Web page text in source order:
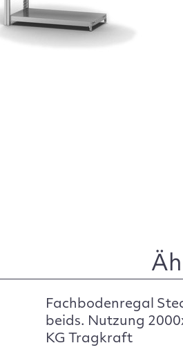
Fachbodenregal
beids. Nutzung
KG Tragkraft